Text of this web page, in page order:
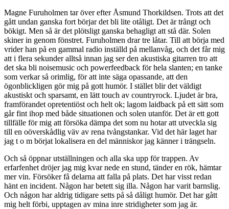
Magne Furuholmen tar över efter Åsmund Thorkildsen. Trots att det
gått undan ganska fort börjar det bli lite otåligt. Det är trångt och
bökigt. Men så är det plötsligt ganska behagligt att stå där. Solen
skiner in genom fönstret. Furuholmen drar tre låtar. Till att börja med
vrider han på en gammal radio inställd på mellanvåg, och det får mig
att i flera sekunder alltså innan jag ser den akustiska gitarren tro att
det ska bli noisemusic och powerfeedback för hela slanten; en tanke
som verkar så orimlig, för att inte säga opassande, att den
ögonblickligen gör mig på gott humör. I stället blir det väldigt
akustiskt och sparsamt, en lätt touch av countryrock. Ljudet är bra,
framförandet opretentiöst och helt ok; lagom laidback på ett sätt som
går fint ihop med både situationen och solen utanför. Det är ett gott
tillfälle för mig att försöka dämpa det som nu hotar att utveckla sig
till en oöverskådlig väv av rena tvångstankar. Vid det här laget har
jag t o m börjat lokalisera en del människor jag känner i trängseln.
Och så öppnar utställningen och alla ska upp för trappen. Av
erfarfenhet dröjer jag mig kvar nede en stund, tänder en rök, hämtar
mer vin. Försöker få delarna att falla på plats. Det har visst redan
hänt en incident. Någon har betett sig illa. Någon har varit barnslig.
Och någon har aldrig tidigare setts på så dåligt humör. Det har gått
mig helt förbi, upptagen av mina inre stridigheter som jag är.